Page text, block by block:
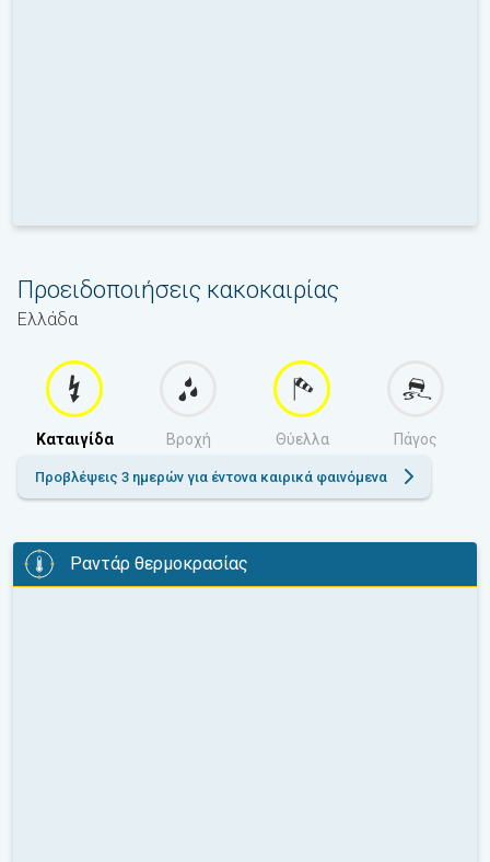
Προειδοποιήσεις κακοκαιρίας
Ελλάδα
Καταιγίδα Βροχή Θύελλα Πάγος
Προβλέψεις 3 ημερών για έντονα καιρικά φαινόμενα
Ραντάρ θερμοκρασίας